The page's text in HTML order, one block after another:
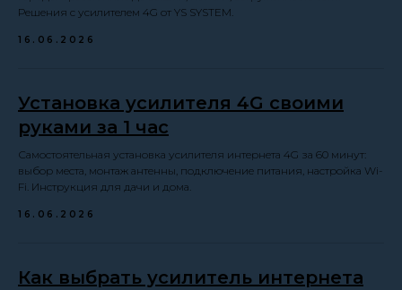
Решения с усилителем 4G от YS SYSTEM.
16.06.2026
Установка усилителя 4G своими
руками за 1 час
Самостоятельная установка усилителя интернета 4G за 60 минут:
выбор места, монтаж антенны, подключение питания, настройка Wi-
Fi. Инструкция для дачи и дома.
16.06.2026
Как выбрать усилитель интернета